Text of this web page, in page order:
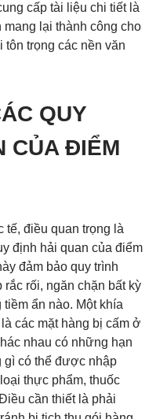
cấp tài liệu chi tiết là
lại thành công cho
tôn trọng các nền văn
QUY
CỦA ĐIỂM
tế, điều quan trọng là
định hải quan của điểm
đảm bảo quy trình
rối, ngăn chặn bất kỳ
ẩn nào. Một khía
các mặt hàng bị cấm ở
nhau có những hạn
gì có thể được nhập
thực phẩm, thuốc
cần thiết là phải